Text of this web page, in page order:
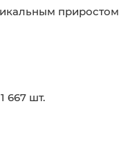
приростом
667 шт.